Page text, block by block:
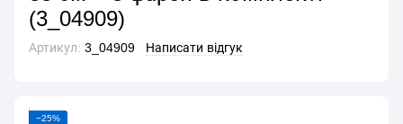
(3_04909)
Артикул: 3_04909 Написати відгук
−25%